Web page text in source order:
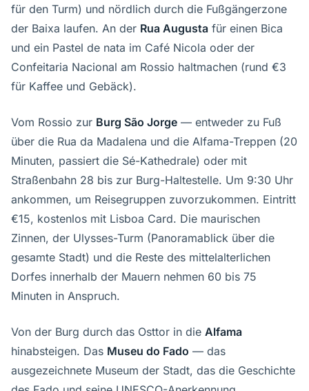
für den Turm) und nördlich durch die Fußgängerzone
der Baixa laufen. An der Rua Augusta für einen Bica
und ein Pastel de nata im Café Nicola oder der
Confeitaria Nacional am Rossio haltmachen (rund €3
für Kaffee und Gebäck).
Vom Rossio zur Burg São Jorge — entweder zu Fuß
über die Rua da Madalena und die Alfama-Treppen (20
Minuten, passiert die Sé-Kathedrale) oder mit
Straßenbahn 28 bis zur Burg-Haltestelle. Um 9:30 Uhr
ankommen, um Reisegruppen zuvorzukommen. Eintritt
€15, kostenlos mit Lisboa Card. Die maurischen
Zinnen, der Ulysses-Turm (Panoramablick über die
gesamte Stadt) und die Reste des mittelalterlichen
Dorfes innerhalb der Mauern nehmen 60 bis 75
Minuten in Anspruch.
Von der Burg durch das Osttor in die Alfama
hinabsteigen. Das Museu do Fado — das
ausgezeichnete Museum der Stadt, das die Geschichte